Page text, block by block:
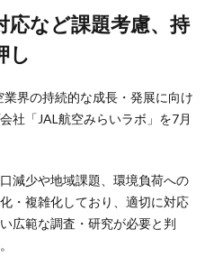
し
界の持続的な成長・発展に向け
社「JAL航空みらいラボ」を7月
減少や地域課題、環境負荷への
・複雑化しており、適切に対応
広範な調査・研究が必要と判